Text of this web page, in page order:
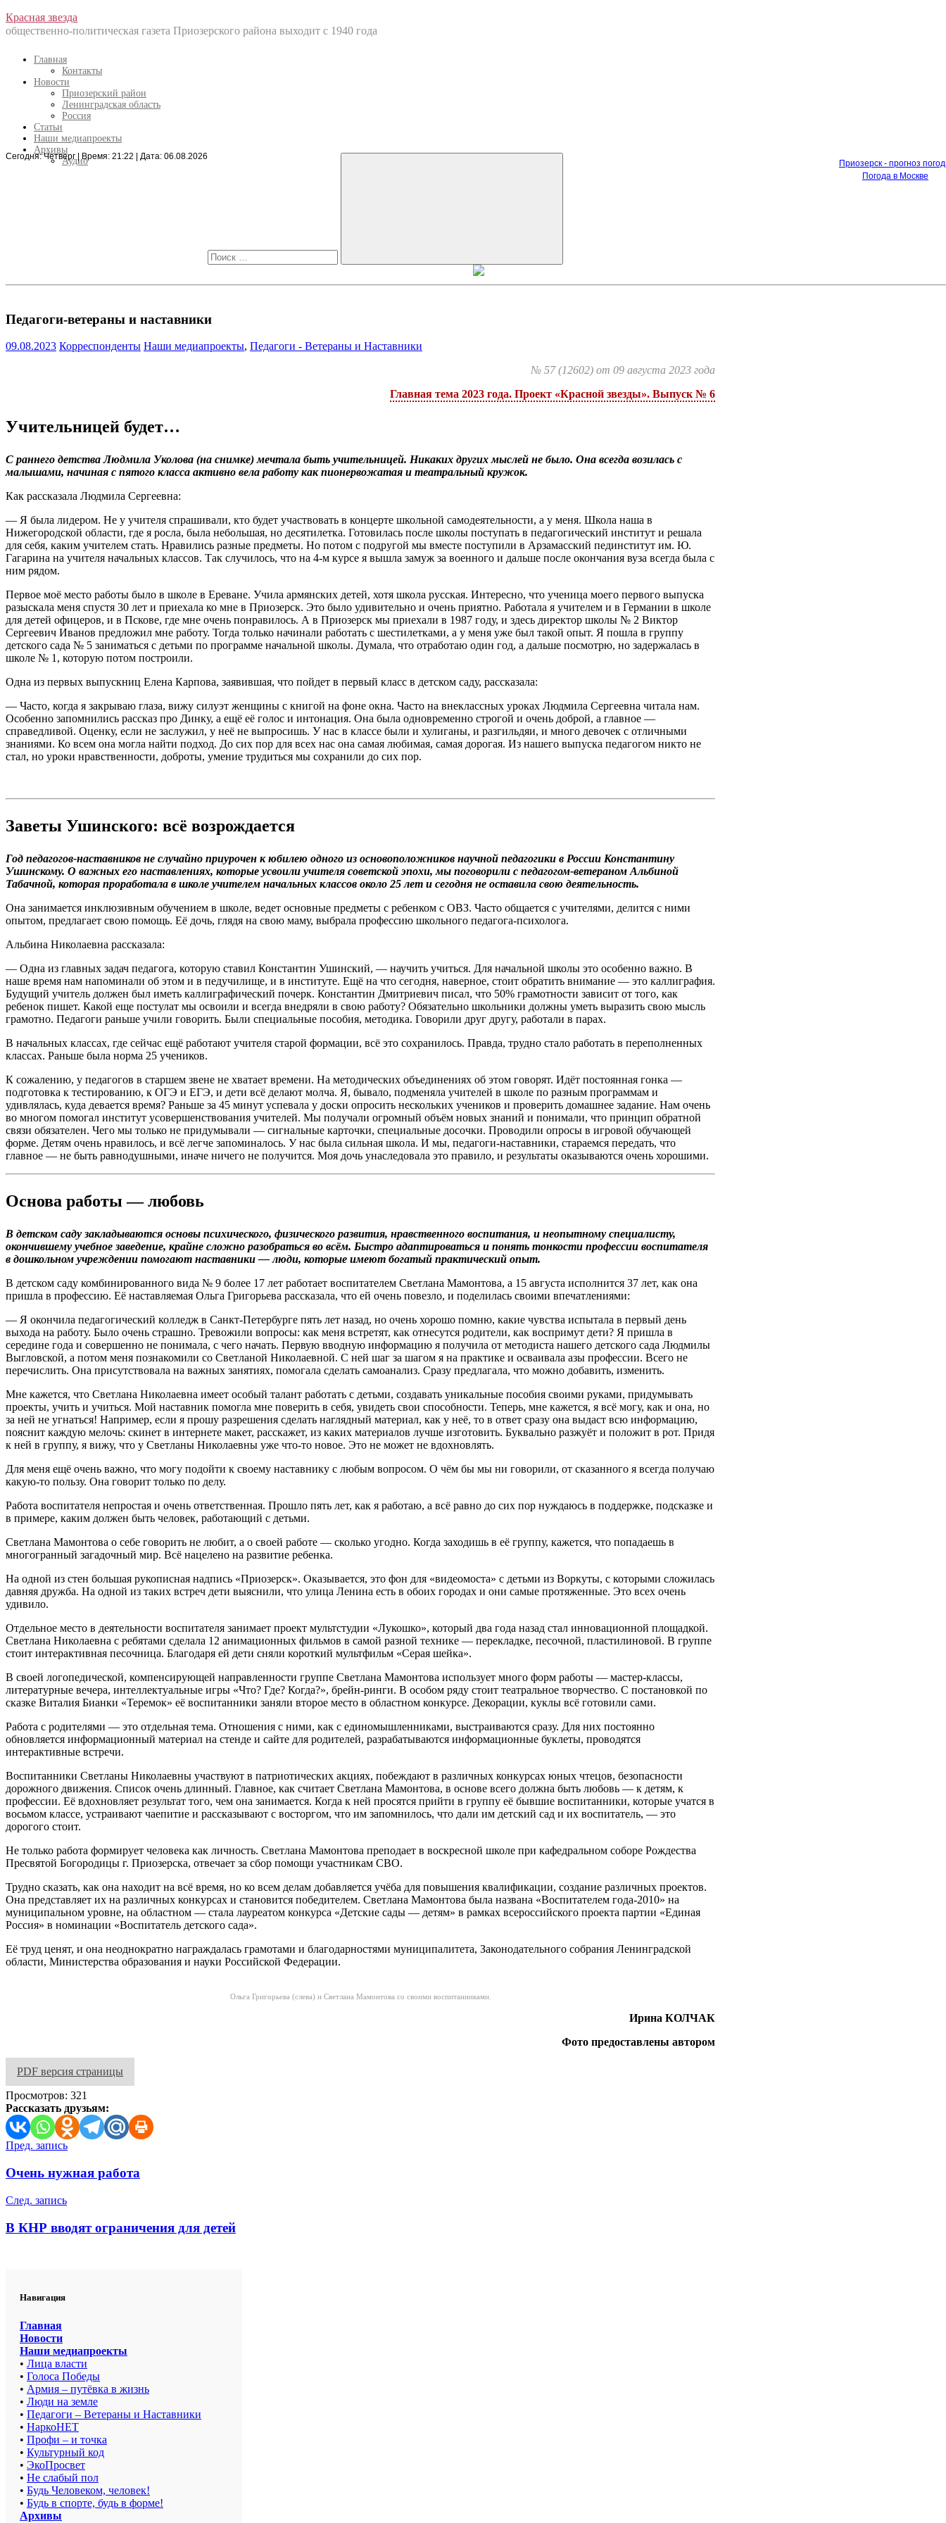
Перейти
к
Красная звезда
общественно-политическая газета Приозерского района выходит с 1940 года
Главная
Контакты
Новости
Приозерский район
Ленинградская область
Россия
Статьи
Наши медиапроекты
Архивы
Аудио
Сегодня: Четверг | Время: 21:22 | Дата: 06.08.2026
Приозерск - прогноз
Погода в Москве
Искать
Педагоги-ветераны и наставники
09.08.2023 Корреспонденты Наши медиапроекты, Педагоги - Ветераны и Наставники
№ 57 (12602) от 09 августа 2023 года
Главная тема 2023 года. Проект «Красной звезды». Выпуск № 6
Учительницей будет…
С раннего детства Людмила Уколова (на снимке) мечтала быть учительницей. Никаких других мыслей не было. Она всегда возилась с
малышами, начиная с пятого класса активно вела работу как пионервожатая и театральный кружок.
Как рассказала Людмила Сергеевна:
— Я была лидером. Не у учителя спрашивали, кто будет участвовать в концерте школьной самодеятельности, а у меня. Школа наша в
Нижегородской области, где я росла, была небольшая, но десятилетка. Готовилась после школы поступать в педагогический институт и решала
для себя, каким учителем стать. Нравились разные предметы. Но потом с подругой мы вместе поступили в Арзамасский пединститут им. Ю.
Гагарина на учителя начальных классов. Так случилось, что на 4-м курсе я вышла замуж за военного и дальше после окончания вуза всегда была с
ним рядом.
Первое моё место работы было в школе в Ереване. Учила армянских детей, хотя школа русская. Интересно, что ученица моего первого выпуска
разыскала меня спустя 30 лет и приехала ко мне в Приозерск. Это было удивительно и очень приятно. Работала я учителем и в Германии в школе
для детей офицеров, и в Пскове, где мне очень понравилось. А в Приозерск мы приехали в 1987 году, и здесь директор школы № 2 Виктор
Сергеевич Иванов предложил мне работу. Тогда только начинали работать с шестилетками, а у меня уже был такой опыт. Я пошла в группу
детского сада № 5 заниматься с детьми по программе начальной школы. Думала, что отработаю один год, а дальше посмотрю, но задержалась в
школе № 1, которую потом построили.
Одна из первых выпускниц Елена Карпова, заявившая, что пойдет в первый класс в детском саду, рассказала:
— Часто, когда я закрываю глаза, вижу силуэт женщины с книгой на фоне окна. Часто на внеклассных уроках Людмила Сергеевна читала нам.
Особенно запомнились рассказ про Динку, а ещё её голос и интонация. Она была одновременно строгой и очень доброй, а главное —
справедливой. Оценку, если не заслужил, у неё не выпросишь. У нас в классе были и хулиганы, и разгильдяи, и много девочек с отличными
знаниями. Ко всем она могла найти подход. До сих пор для всех нас она самая любимая, самая дорогая. Из нашего выпуска педагогом никто не
стал, но уроки нравственности, доброты, умение трудиться мы сохранили до сих пор.
Заветы Ушинского: всё возрождается
Год педагогов-наставников не случайно приурочен к юбилею одного из основоположников научной педагогики в России Константину
Ушинскому. О важных его наставлениях, которые усвоили учителя советской эпохи, мы поговорили с педагогом-ветераном Альбиной
Табачной, которая проработала в школе учителем начальных классов около 25 лет и сегодня не оставила свою деятельность.
Она занимается инклюзивным обучением в школе, ведет основные предметы с ребенком с ОВЗ. Часто общается с учителями, делится с ними
опытом, предлагает свою помощь. Её дочь, глядя на свою маму, выбрала профессию школьного педагога-психолога.
Альбина Николаевна рассказала:
— Одна из главных задач педагога, которую ставил Константин Ушинский, — научить учиться. Для начальной школы это особенно важно. В
наше время нам напоминали об этом и в педучилище, и в институте. Ещё на что сегодня, наверное, стоит обратить внимание — это каллиграфия.
Будущий учитель должен был иметь каллиграфический почерк. Константин Дмитриевич писал, что 50% грамотности зависит от того, как
ребенок пишет. Какой еще постулат мы освоили и всегда внедряли в свою работу? Обязательно школьники должны уметь выразить свою мысль
грамотно. Педагоги раньше учили говорить. Были специальные пособия, методика. Говорили друг другу, работали в парах.
В начальных классах, где сейчас ещё работают учителя старой формации, всё это сохранилось. Правда, трудно стало работать в переполненных
классах. Раньше была норма 25 учеников.
К сожалению, у педагогов в старшем звене не хватает времени. На методических объединениях об этом говорят. Идёт постоянная гонка —
подготовка к тестированию, к ОГЭ и ЕГЭ, и дети всё делают молча. Я, бывало, подменяла учителей в школе по разным программам и
удивлялась, куда девается время? Раньше за 45 минут успевала у доски опросить нескольких учеников и проверить домашнее задание. Нам очень
во многом помогал институт усовершенствования учителей. Мы получали огромный объём новых знаний и понимали, что принцип обратной
связи обязателен. Чего мы только не придумывали — сигнальные карточки, специальные досочки. Проводили опросы в игровой обучающей
форме. Детям очень нравилось, и всё легче запоминалось. У нас была сильная школа. И мы, педагоги-наставники, стараемся передать, что
главное — не быть равнодушными, иначе ничего не получится. Моя дочь унаследовала это правило, и результаты оказываются очень хорошими.
Основа работы — любовь
В детском саду закладываются основы психического, физического развития, нравственного воспитания, и неопытному специалисту,
окончившему учебное заведение, крайне сложно разобраться во всём. Быстро адаптироваться и понять тонкости профессии воспитателя
в дошкольном учреждении помогают наставники — люди, которые имеют богатый практический опыт.
В детском саду комбинированного вида № 9 более 17 лет работает воспитателем Светлана Мамонтова, а 15 августа исполнится 37 лет, как она
пришла в профессию. Её наставляемая Ольга Григорьева рассказала, что ей очень повезло, и поделилась своими впечатлениями:
— Я окончила педагогический колледж в Санкт-Петербурге пять лет назад, но очень хорошо помню, какие чувства испытала в первый день
выхода на работу. Было очень страшно. Тревожили вопросы: как меня встретят, как отнесутся родители, как воспримут дети? Я пришла в
середине года и совершенно не понимала, с чего начать. Первую вводную информацию я получила от методиста нашего детского сада Людмилы
Выгловской, а потом меня познакомили со Светланой Николаевной. С ней шаг за шагом я на практике и осваивала азы профессии. Всего не
перечислить. Она присутствовала на важных занятиях, помогала сделать самоанализ. Сразу предлагала, что можно добавить, изменить.
Мне кажется, что Светлана Николаевна имеет особый талант работать с детьми, создавать уникальные пособия своими руками, придумывать
проекты, учить и учиться. Мой наставник помогла мне поверить в себя, увидеть свои способности. Теперь, мне кажется, я всё могу, как и она, но
за ней не угнаться! Например, если я прошу разрешения сделать наглядный материал, как у неё, то в ответ сразу она выдаст всю информацию,
пояснит каждую мелочь: скинет в интернете макет, расскажет, из каких материалов лучше изготовить. Буквально разжуёт и положит в рот. Придя
к ней в группу, я вижу, что у Светланы Николаевны уже что-то новое. Это не может не вдохновлять.
Для меня ещё очень важно, что могу подойти к своему наставнику с любым вопросом. О чём бы мы ни говорили, от сказанного я всегда получаю
какую-то пользу. Она говорит только по делу.
Работа воспитателя непростая и очень ответственная. Прошло пять лет, как я работаю, а всё равно до сих пор нуждаюсь в поддержке, подсказке и
в примере, каким должен быть человек, работающий с детьми.
Светлана Мамонтова о себе говорить не любит, а о своей работе — сколько угодно. Когда заходишь в её группу, кажется, что попадаешь в
многогранный загадочный мир. Всё нацелено на развитие ребенка.
На одной из стен большая рукописная надпись «Приозерск». Оказывается, это фон для «видеомоста» с детьми из Воркуты, с которыми сложилась
давняя дружба. На одной из таких встреч дети выяснили, что улица Ленина есть в обоих городах и они самые протяженные. Это всех очень
удивило.
Отдельное место в деятельности воспитателя занимает проект мультстудии «Лукошко», который два года назад стал инновационной площадкой.
Светлана Николаевна с ребятами сделала 12 анимационных фильмов в самой разной технике — перекладке, песочной, пластилиновой. В группе
стоит интерактивная песочница. Благодаря ей дети сняли короткий мультфильм «Серая шейка».
В своей логопедической, компенсирующей направленности группе Светлана Мамонтова использует много форм работы — мастер-классы,
литературные вечера, интеллектуальные игры «Что? Где? Когда?», брейн-ринги. В особом ряду стоит театральное творчество. С постановкой по
сказке Виталия Бианки «Теремок» её воспитанники заняли второе место в областном конкурсе. Декорации, куклы всё готовили сами.
Работа с родителями — это отдельная тема. Отношения с ними, как с единомышленниками, выстраиваются сразу. Для них постоянно
обновляется информационный материал на стенде и сайте для родителей, разрабатываются информационные буклеты, проводятся
интерактивные встречи.
Воспитанники Светланы Николаевны участвуют в патриотических акциях, побеждают в различных конкурсах юных чтецов, безопасности
дорожного движения. Список очень длинный. Главное, как считает Светлана Мамонтова, в основе всего должна быть любовь — к детям, к
профессии. Её вдохновляет результат того, чем она занимается. Когда к ней просятся прийти в группу её бывшие воспитанники, которые учатся в
восьмом классе, устраивают чаепитие и рассказывают с восторгом, что им запомнилось, что дали им детский сад и их воспитатель, — это
дорогого стоит.
Не только работа формирует человека как личность. Светлана Мамонтова преподает в воскресной школе при кафедральном соборе Рождества
Пресвятой Богородицы г. Приозерска, отвечает за сбор помощи участникам СВО.
Трудно сказать, как она находит на всё время, но ко всем делам добавляется учёба для повышения квалификации, создание различных проектов.
Она представляет их на различных конкурсах и становится победителем. Светлана Мамонтова была названа «Воспитателем года-2010» на
муниципальном уровне, на областном — стала лауреатом конкурса «Детские сады — детям» в рамках всероссийского проекта партии «Единая
Россия» в номинации «Воспитатель детского сада».
Её труд ценят, и она неоднократно награждалась грамотами и благодарностями муниципалитета, Законодательного собрания Ленинградской
области, Министерства образования и науки Российской Федерации.
Ольга Григорьева (слева) и Светлана Мамонтова со своими воспитанниками.
Ирина КОЛЧАК
Фото предоставлены автором
PDF версия страницы
Просмотров: 321
Рассказать друзьям:
Навигация
по
записям
Пред. запись
Очень нужная работа
След. запись
В КНР вводят ограничения для детей
Навигация
Главная
Новости
Наши медиапроекты
• Лица власти
• Голоса Победы
• Армия – путёвка в жизнь
• Люди на земле
• Педагоги – Ветераны и Наставники
• НаркоНЕТ
• Профи – и точка
• Культурный код
• ЭкоПросвет
• Не слабый пол
• Будь Человеком, человек!
• Будь в спорте, будь в форме!
Архивы